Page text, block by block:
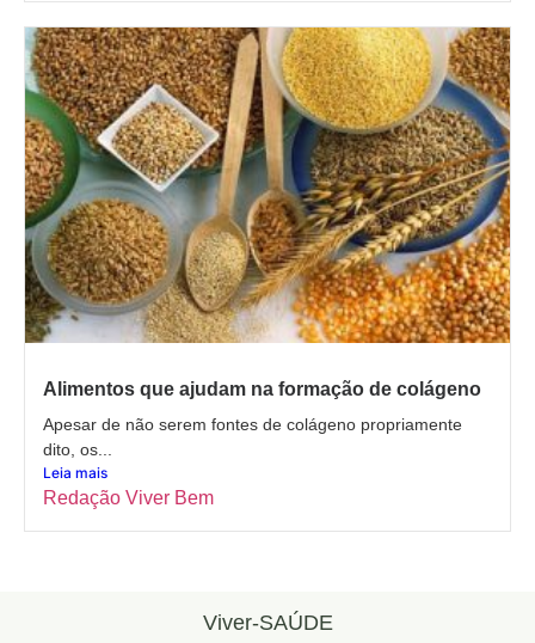
Alimentos que ajudam na formação de colágeno
Apesar de não serem fontes de colágeno propriamente
dito, os...
Leia mais
Redação Viver Bem
Viver-SAÚDE